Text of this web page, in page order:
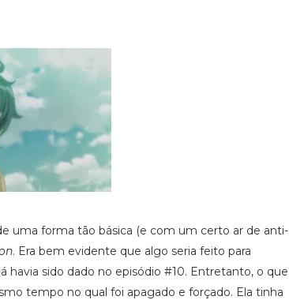
uma forma tão básica (e com um certo ar de anti-
. Era bem evidente que algo seria feito para
sido dado no episódio #10. Entretanto, o que
tempo no qual foi apagado e forçado. Ela tinha